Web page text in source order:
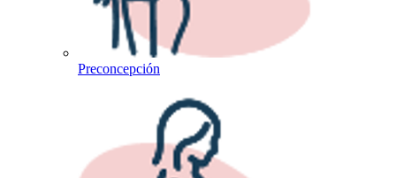
Preconcepción